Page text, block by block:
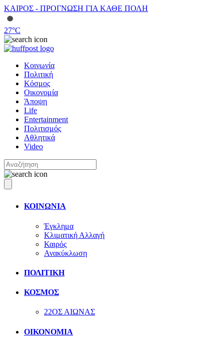
ΚΑΙΡΟΣ - ΠΡΟΓΝΩΣΗ ΓΙΑ ΚΑΘΕ ΠΟΛΗ
27°C
Κοινωνία
Πολιτική
Κόσμος
Οικονομία
Άποψη
Life
Entertainment
Πολιτισμός
Αθλητικά
Video
ΚΟΙΝΩΝΙΑ
Έγκλημα
Κλιματική Αλλαγή
Καιρός
Ανακύκλωση
ΠΟΛΙΤΙΚΗ
ΚΟΣΜΟΣ
22ΟΣ ΑΙΩΝΑΣ
ΟΙΚΟΝΟΜΙΑ